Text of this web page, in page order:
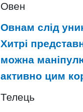
Овен
Овнам слід
Хитрі
можна
активно цим
Телець